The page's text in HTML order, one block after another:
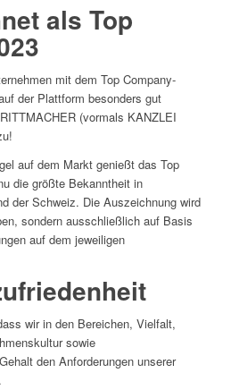
als Top
mit dem Top Company-
der Plattform besonders gut
(vormals KANZLEI
auf dem Markt genießt das Top
die größte Bekanntheit in
der Schweiz. Die Auszeichnung wird
sondern ausschließlich auf Basis
auf dem jeweiligen
wir in den Bereichen, Vielfalt,
sowie
den Anforderungen unserer